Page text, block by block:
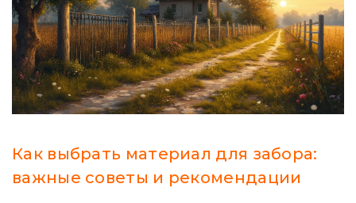
Как выбрать материал для забора:
важные советы и рекомендации